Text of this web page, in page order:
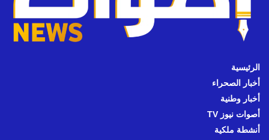
الرئيسية
أخبار الصحراء
أخبار وطنية
أصوات نيوز TV
أنشطة ملكية